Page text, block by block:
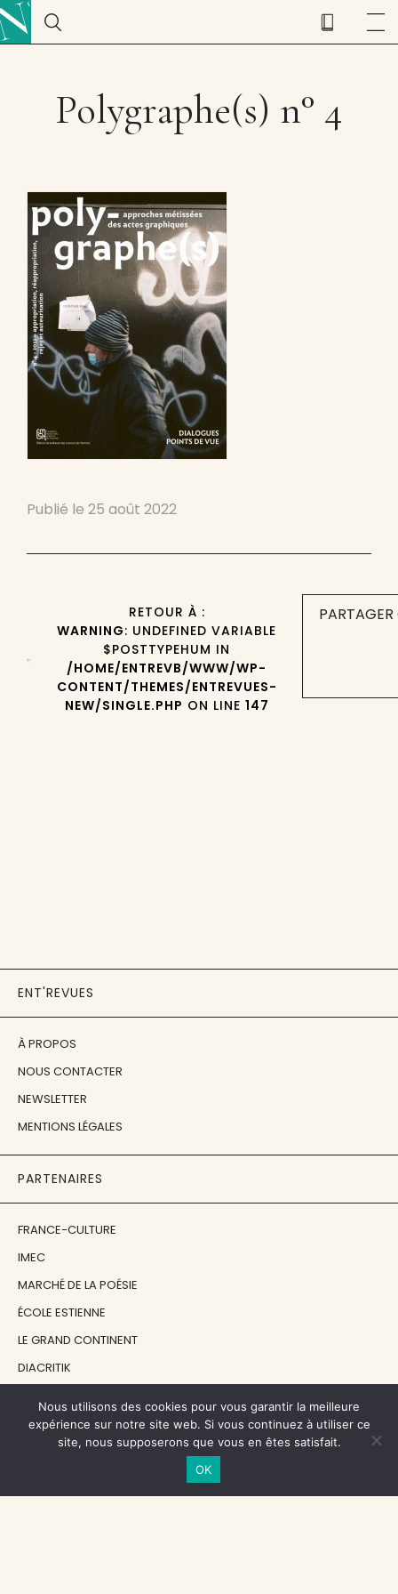
Polygraphe(s) n° 4
Publié le 25 août 2022
RETOUR À :
WARNING: UNDEFINED VARIABLE
$POSTTYPEHUM IN
/HOME/ENTREVB/WWW/WP-
CONTENT/THEMES/ENTREVUES-
NEW/SINGLE.PHP ON LINE 147
ENT'REVUES
À PROPOS
NOUS CONTACTER
NEWSLETTER
MENTIONS LÉGALES
PARTENAIRES
FRANCE-CULTURE
IMEC
MARCHÉ DE LA POÉSIE
ÉCOLE ESTIENNE
LE GRAND CONTINENT
DIACRITIK
NOS SOUTIENS
CENTRE NATIONAL DU LIVRE
Nous utilisons des cookies pour vous garantir la meilleure
expérience sur notre site web. Si vous continuez à utiliser ce
site, nous supposerons que vous en êtes satisfait.
OK